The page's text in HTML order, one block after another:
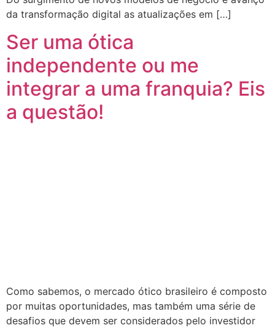
da transformação digital as atualizações em […]
Ser uma ótica
independente ou me
integrar a uma franquia? Eis
a questão!
Como sabemos, o mercado ótico brasileiro é composto
por muitas oportunidades, mas também uma série de
desafios que devem ser considerados pelo investidor